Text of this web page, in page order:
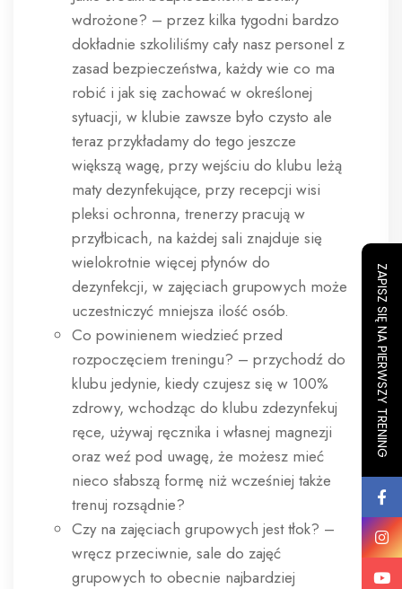
wdrożone? – przez kilka tygodni bardzo
dokładnie szkoliliśmy cały nasz personel z
zasad bezpieczeństwa, każdy wie co ma
robić i jak się zachować w określonej
sytuacji, w klubie zawsze było czysto ale
teraz przykładamy do tego jeszcze
większą wagę, przy wejściu do klubu leżą
maty dezynfekujące, przy recepcji wisi
pleksi ochronna, trenerzy pracują w
przyłbicach, na każdej sali znajduje się
wielokrotnie więcej płynów do
dezynfekcji, w zajęciach grupowych może
uczestniczyć mniejsza ilość osób.
Co powinienem wiedzieć przed
rozpoczęciem treningu? – przychodź do
klubu jedynie, kiedy czujesz się w 100%
zdrowy, wchodząc do klubu zdezynfekuj
ręce, używaj ręcznika i własnej magnezji
oraz weź pod uwagę, że możesz mieć
nieco słabszą formę niż wcześniej także
trenuj rozsądnie?
Czy na zajęciach grupowych jest tłok? –
wręcz przeciwnie, sale do zajęć
grupowych to obecnie najbardziej
ZAPISZ SIĘ NA PIERWSZY TRENING